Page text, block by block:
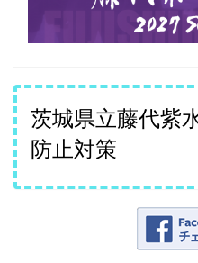
茨城県立藤代紫
防止対策